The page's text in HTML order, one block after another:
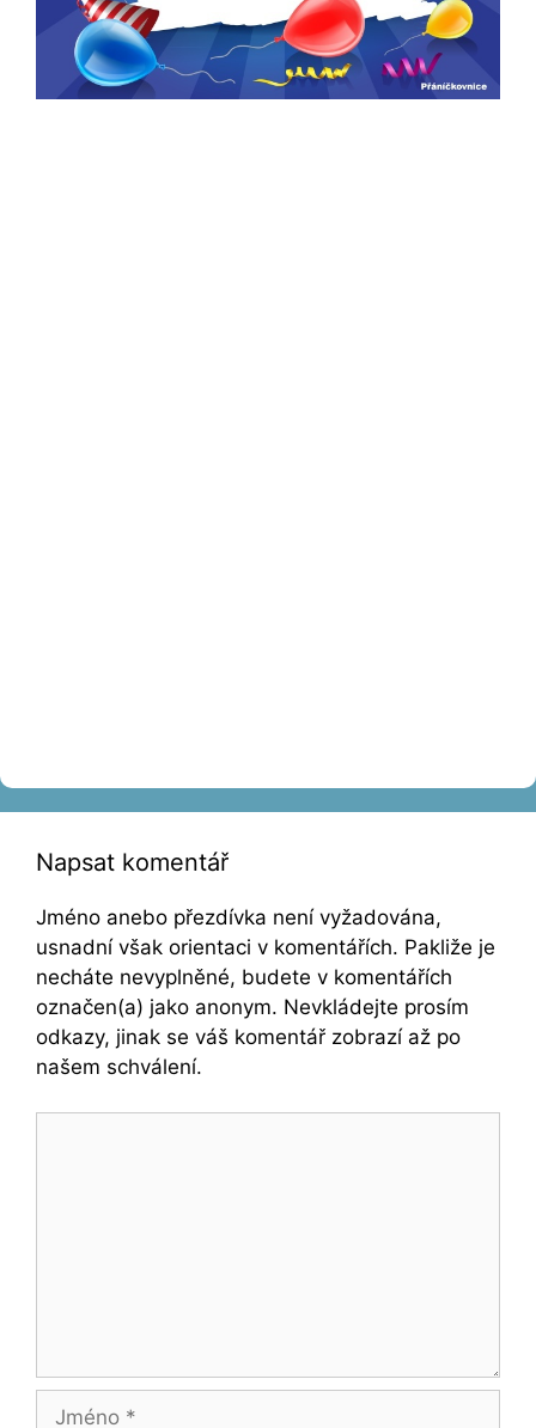
Napsat komentář
Jméno anebo přezdívka není vyžadována,
usnadní však orientaci v komentářích. Pakliže je
necháte nevyplněné, budete v komentářích
označen(a) jako anonym. Nevkládejte prosím
odkazy, jinak se váš komentář zobrazí až po
našem schválení.
Jméno